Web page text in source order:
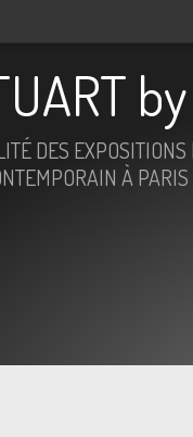
DES
À